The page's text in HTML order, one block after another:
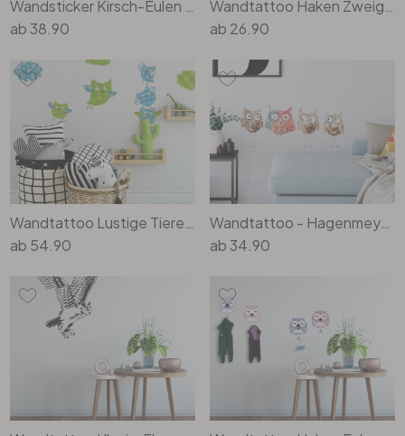
ab38.90
ab 26.90
ab 54.90
ab34.90